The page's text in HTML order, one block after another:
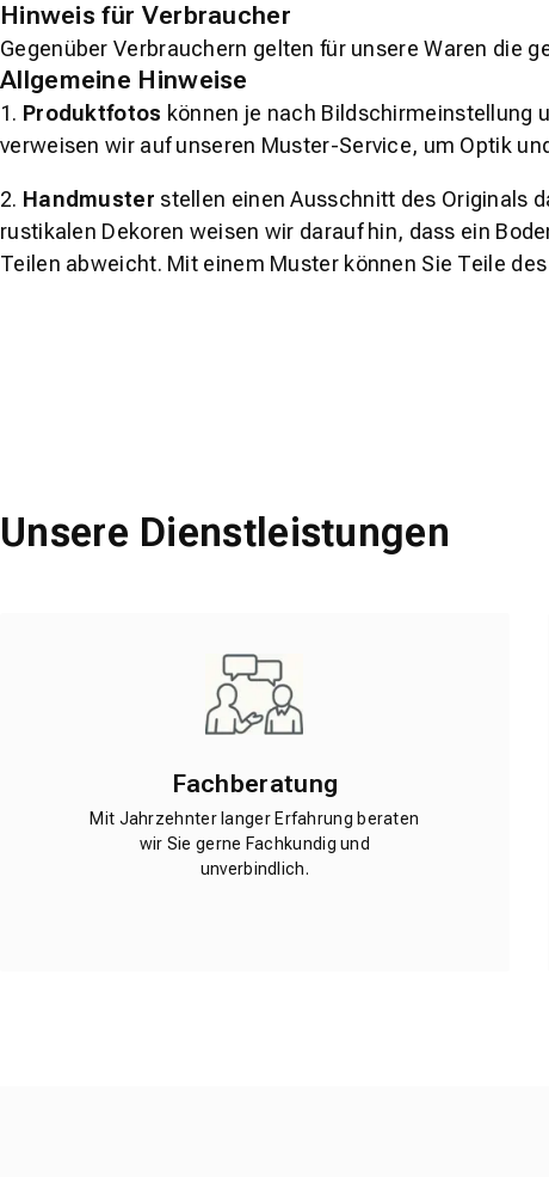
Hinweis für Verbraucher
Gegenüber Verbrauchern gelten für unsere Waren die
Allgemeine Hinweise
1. Produktfotos können je nach Bildschirmeinstellung
verweisen wir auf unseren Muster-Service, um Optik
2. Handmuster stellen einen Ausschnitt des Originals
rustikalen Dekoren weisen wir darauf hin, dass ein
Teilen abweicht. Mit einem Muster können Sie Teile
Unsere Dienstleistungen
Fachberatung
Mit Jahrzehnter langer Erfahrung beraten
wir Sie gerne Fachkundig und
unverbindlich.